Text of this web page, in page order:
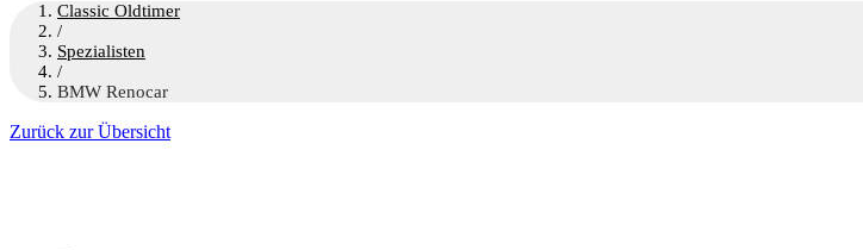
Classic Oldtimer
/
Spezialisten
/
BMW Renocar
Zurück zur Übersicht